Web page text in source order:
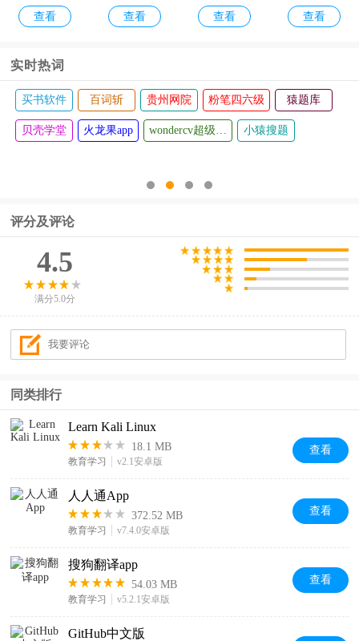
查看
查看
查看
026年最新
查看
实时热词
买书软件 百词斩 贵州网院 粉笔四六级 猿题库
贝壳学堂 火龙果app wondercv超级简历 小猿搜题
评分及评论
4.5
满分5.0分
同类排行
Learn Kali Linux
18.1 MB
教育学习 v2.1安卓版
查看
人人通App
372.52 MB
教育学习 v7.4.0安卓版
查看
搜狗翻译app
54.03 MB
教育学习 v5.2.1安卓版
查看
GitHub中文版